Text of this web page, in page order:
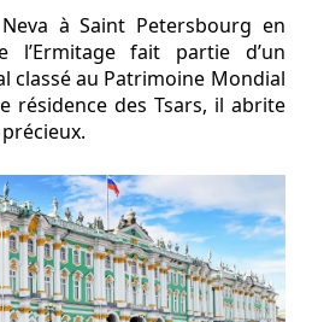
à Saint Petersbourg en
l’Ermitage fait partie d’un
classé au Patrimoine Mondial
résidence des Tsars, il abrite